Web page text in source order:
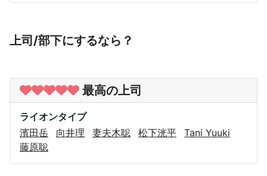
上司/部下にするなら？
最高の上司
ライオンタイプ
濱田岳
向井理 妻夫木聡 松下洸平
Tani Yuuki
藤原聡